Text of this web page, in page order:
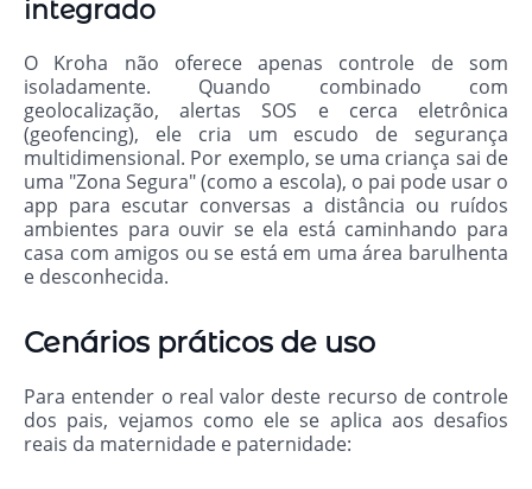
integrado
O Kroha não oferece apenas controle de som
isoladamente. Quando combinado com
geolocalização, alertas SOS e cerca eletrônica
(geofencing), ele cria um escudo de segurança
multidimensional. Por exemplo, se uma criança sai de
uma "Zona Segura" (como a escola), o pai pode usar o
app para escutar conversas a distância ou ruídos
ambientes para ouvir se ela está caminhando para
casa com amigos ou se está em uma área barulhenta
e desconhecida.
Cenários práticos de uso
Para entender o real valor deste recurso de controle
dos pais, vejamos como ele se aplica aos desafios
reais da maternidade e paternidade: